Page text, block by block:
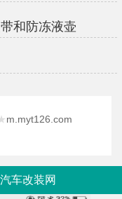
和防冻液壶
m.myt126.com
车改装网